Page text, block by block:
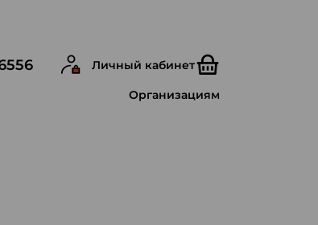
Личный кабинет
Организациям